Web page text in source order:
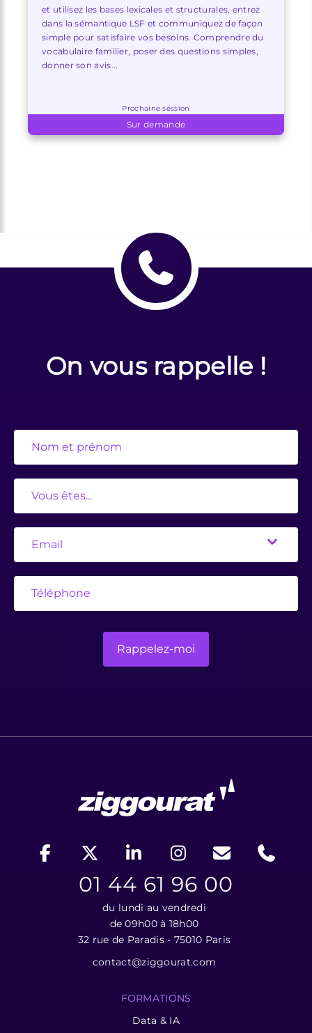
et utilisez les bases lexicales et structurales, entrez
dans la sémantique LSF et communiquez de façon
simple pour satisfaire vos besoins. Comprendre du
vocabulaire familier, poser des questions simples,
donner son avis...
Prochaine session
Sur demande
On vous rappelle !
01 44 61 96 00
du lundi au vendredi
de 09h00 à 18h00
32 rue de Paradis - 75010 Paris
contact@ziggourat.com
FORMATIONS
Data & IA